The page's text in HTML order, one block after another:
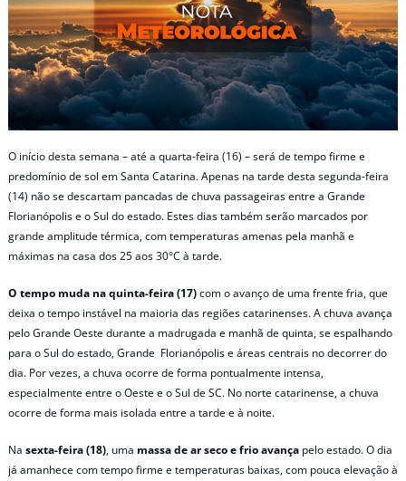
O início desta semana – até a quarta-feira (16) – será de tempo firme e
predomínio de sol em Santa Catarina. Apenas na tarde desta segunda-feira
(14) não se descartam pancadas de chuva passageiras entre a Grande
Florianópolis e o Sul do estado. Estes dias também serão marcados por
grande amplitude térmica, com temperaturas amenas pela manhã e
máximas na casa dos 25 aos 30°C à tarde.
O tempo muda na quinta-feira (17)com o avanço de uma frente fria, que
deixa o tempo instável na maioria das regiões catarinenses. A chuva avança
pelo Grande Oeste durante a madrugada e manhã de quinta, se espalhando
para o Sul do estado, Grande Florianópolis e áreas centrais no decorrer do
dia. Por vezes, a chuva ocorre de forma pontualmente intensa,
especialmente entre o Oeste e o Sul de SC. No norte catarinense, a chuva
ocorre de forma mais isolada entre a tarde e à noite.
Na sexta-feira (18), uma massa de ar seco e frio avança pelo estado. O dia
já amanhece com tempo firme e temperaturas baixas, com pouca elevação à